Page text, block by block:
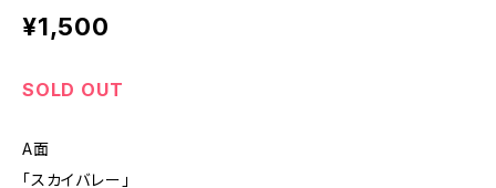
¥1,500
SOLD OUT
A面
「スカイバレー」